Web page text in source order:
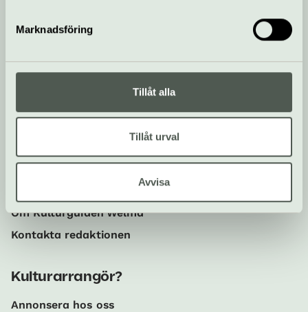
Marknadsföring
Tillåt alla
Tillåt urval
Avvisa
Om Kulturguiden Welma
Kontakta redaktionen
Kulturarrangör?
Annonsera hos oss